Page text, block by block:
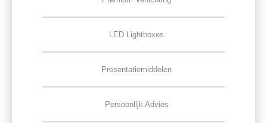
LED Lightboxes
Presentatiemiddelen
Persoonlijk Advies